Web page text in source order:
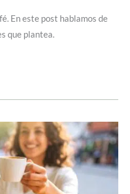
En este post hablamos de
que plantea.